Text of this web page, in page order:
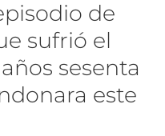
de
sufrió el
sesenta
este